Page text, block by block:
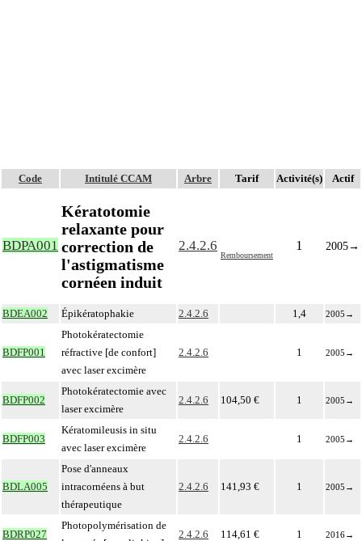
Code Intitulé CCAM Arbre Tarif Activité(s) Actif
BDPA001
Kératotomie
relaxante pour
correction de
l'astigmatisme
cornéen induit
2.4.2.6
Remboursement
1 2005→
BDEA002 Épikératophakie 2.4.2.6 1,4 2005 →
BDFP001
Photokératectomie
réfractive [de confort]
avec laser excimère
2.4.2.6 1 2005 →
BDFP002
Photokératectomie avec
laser excimère
2.4.2.6 104,50 € 1 2005 →
BDFP003
Kératomileusis in situ
avec laser excimère
2.4.2.6 1 2005 →
BDLA005
Pose d'anneaux
intracornéens à but
thérapeutique
2.4.2.6 141,93 € 1 2005 →
BDRP027
Photopolymérisation de
2.4.2.6 114,61 € 1 2016→